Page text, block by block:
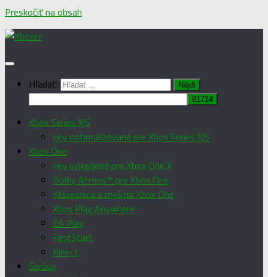
Preskočiť na obsah
Hľadať:
Xbox Series X|S
Hry optimalizované pre Xbox Series X|S
Xbox One
Hry vylepšené pre Xbox One X
Dolby Atmos™ pre Xbox One
Klávesnica a myš na Xbox One
Xbox Play Anywhere
EA Play
FastStart
Kinect
Správy